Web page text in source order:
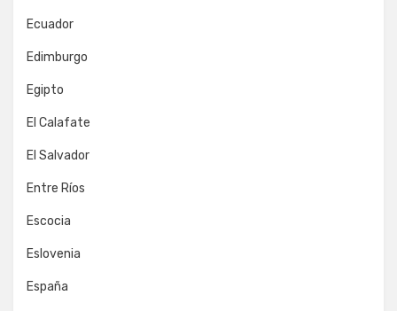
Ecuador
Edimburgo
Egipto
El Calafate
El Salvador
Entre Ríos
Escocia
Eslovenia
España